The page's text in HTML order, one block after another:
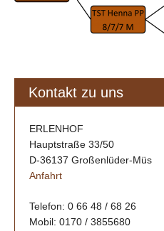
Kontakt zu uns
ERLENHOF
Hauptstraße 33/50
D-36137 Großenlüder-Müs
Anfahrt
Telefon: 0 66 48 / 68 26
Mobil: 0170 / 3855680